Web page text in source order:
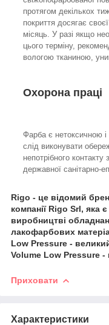
протягом декількох
покриття досягає
місяць. У разі якщо
цього терміну,
вологою тканиною,
Охорона праці
Фарба є нетоксичною
слід виконувати
непотрібного
державної санітарно-
Rigo - це відомий
компанії Rigo Srl, яка
виробництві
лакофарбових
Low Pressure -
Volume Low Pressure -
Приховати
Характеристики